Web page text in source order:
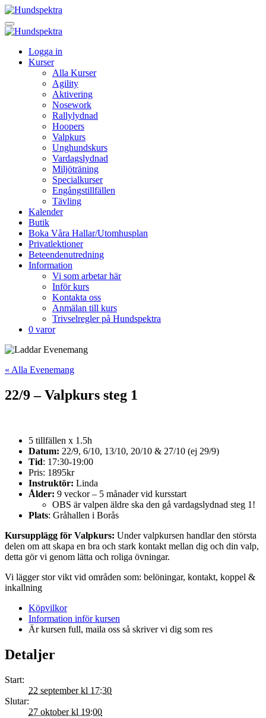
Logga in
Kurser
Alla Kurser
Agility
Aktivering
Nosework
Rallylydnad
Hoopers
Valpkurs
Unghundskurs
Vardagslydnad
Miljöträning
Specialkurser
Engångstillfällen
Tävling
Kalender
Butik
Boka Våra Hallar/Utomhusplan
Privatlektioner
Beteendenutredning
Information
Vi som arbetar här
Inför kurs
Kontakta oss
Anmälan till kurs
Trivselregler på Hundspektra
0 varor
« Alla Evenemang
22/9 – Valpkurs steg 1
5 tillfällen x 1.5h
Datum: 22/9, 6/10, 13/10, 20/10 & 27/10 (ej 29/9)
Tid: 17:30-19:00
Pris: 1895kr
Instruktör: Linda
Ålder: 9 veckor – 5 månader vid kursstart
OBS är valpen äldre ska den gå vardagslydnad steg 1!
Plats: Gråhallen i Borås
Kursupplägg för Valpkurs: Under valpkursen handlar den största
delen om att skapa en bra och stark kontakt mellan dig och din valp,
detta gör vi genom lätta och roliga övningar.
Vi lägger stor vikt vid områden som: belöningar, kontakt, koppel &
inkallning
Köpvilkor
Information inför kursen
Är kursen full, maila oss så skriver vi dig som res
Detaljer
Start:
22 september kl 17:30
Slutar:
27 oktober kl 19:00